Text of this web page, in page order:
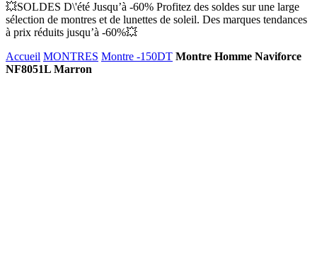
💥SOLDES D\'été Jusqu’à -60% Profitez des soldes sur une large
sélection de montres et de lunettes de soleil. Des marques tendances
à prix réduits jusqu’à -60%💥
Accueil MONTRES Montre -150DT Montre Homme Naviforce
NF8051L Marron